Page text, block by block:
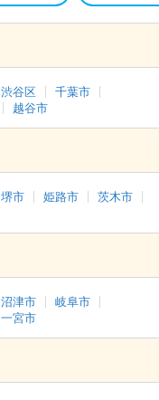
渋谷区
千葉市
越谷市
堺市 姫路市
茨木市
沼津市
岐阜市
一宮市